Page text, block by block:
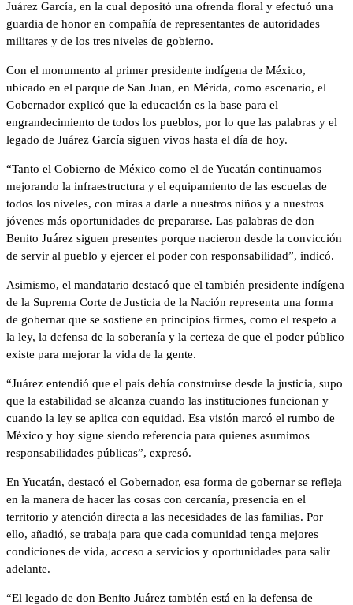
Juárez García, en la cual depositó una ofrenda floral y efectuó una
guardia de honor en compañía de representantes de autoridades
militares y de los tres niveles de gobierno.
Con el monumento al primer presidente indígena de México,
ubicado en el parque de San Juan, en Mérida, como escenario, el
Gobernador explicó que la educación es la base para el
engrandecimiento de todos los pueblos, por lo que las palabras y el
legado de Juárez García siguen vivos hasta el día de hoy.
“Tanto el Gobierno de México como el de Yucatán continuamos
mejorando la infraestructura y el equipamiento de las escuelas de
todos los niveles, con miras a darle a nuestros niños y a nuestros
jóvenes más oportunidades de prepararse. Las palabras de don
Benito Juárez siguen presentes porque nacieron desde la convicción
de servir al pueblo y ejercer el poder con responsabilidad”, indicó.
Asimismo, el mandatario destacó que el también presidente indígena
de la Suprema Corte de Justicia de la Nación representa una forma
de gobernar que se sostiene en principios firmes, como el respeto a
la ley, la defensa de la soberanía y la certeza de que el poder público
existe para mejorar la vida de la gente.
“Juárez entendió que el país debía construirse desde la justicia, supo
que la estabilidad se alcanza cuando las instituciones funcionan y
cuando la ley se aplica con equidad. Esa visión marcó el rumbo de
México y hoy sigue siendo referencia para quienes asumimos
responsabilidades públicas”, expresó.
En Yucatán, destacó el Gobernador, esa forma de gobernar se refleja
en la manera de hacer las cosas con cercanía, presencia en el
territorio y atención directa a las necesidades de las familias. Por
ello, añadió, se trabaja para que cada comunidad tenga mejores
condiciones de vida, acceso a servicios y oportunidades para salir
adelante.
“El legado de don Benito Juárez también está en la defensa de